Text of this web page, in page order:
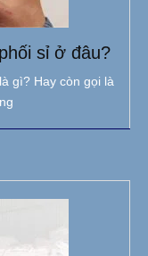
sỉ ở đâu?
gì? Hay còn gọi là